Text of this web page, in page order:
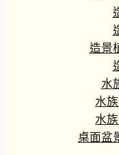
造景
水
水
水
桌面盆